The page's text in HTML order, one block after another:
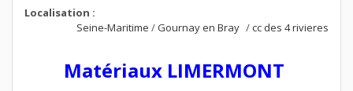
Localisation :
Seine-Maritime /Gournay en Bray /cc des 4 rivieres
Matériaux LIMERMONT